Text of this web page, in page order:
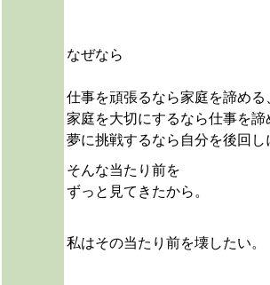
なぜなら
仕事を頑張るなら家庭を諦める
家庭を大切にするなら仕事を諦
夢に挑戦するなら自分を後回し
そんな当たり前を
ずっと見てきたから。
私はその当たり前を壊したい。